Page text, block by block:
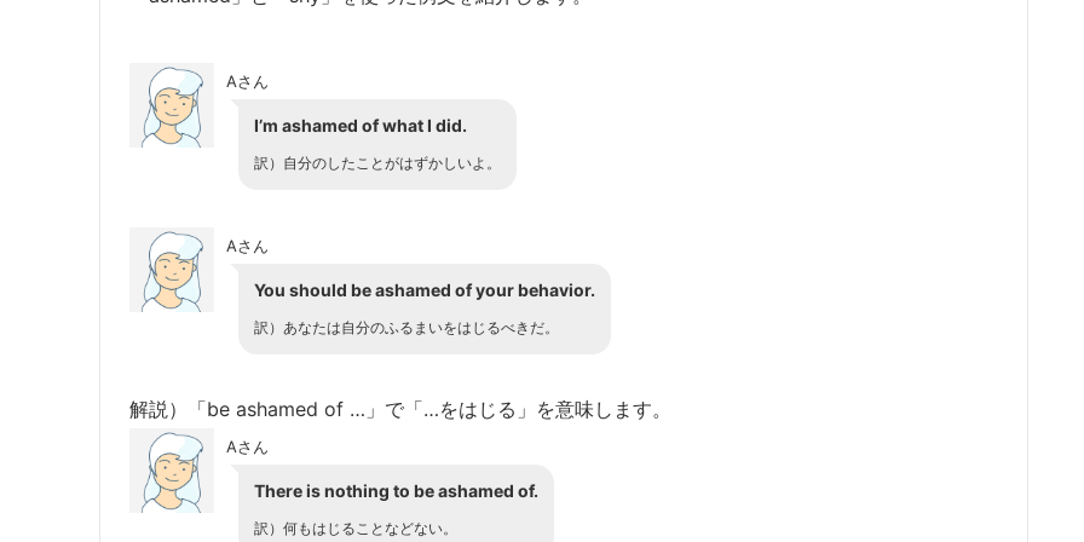
Aさん
I’m ashamed of what I did.
訳）自分のしたことがはずかしいよ。
Aさん
You should be ashamed of your behavior.
訳）あなたは自分のふるまいをはじるべきだ。
解説）「be ashamed of …」で「…をはじる」を意味します。
Aさん
There is nothing to be ashamed of.
訳）何もはじることなどない。